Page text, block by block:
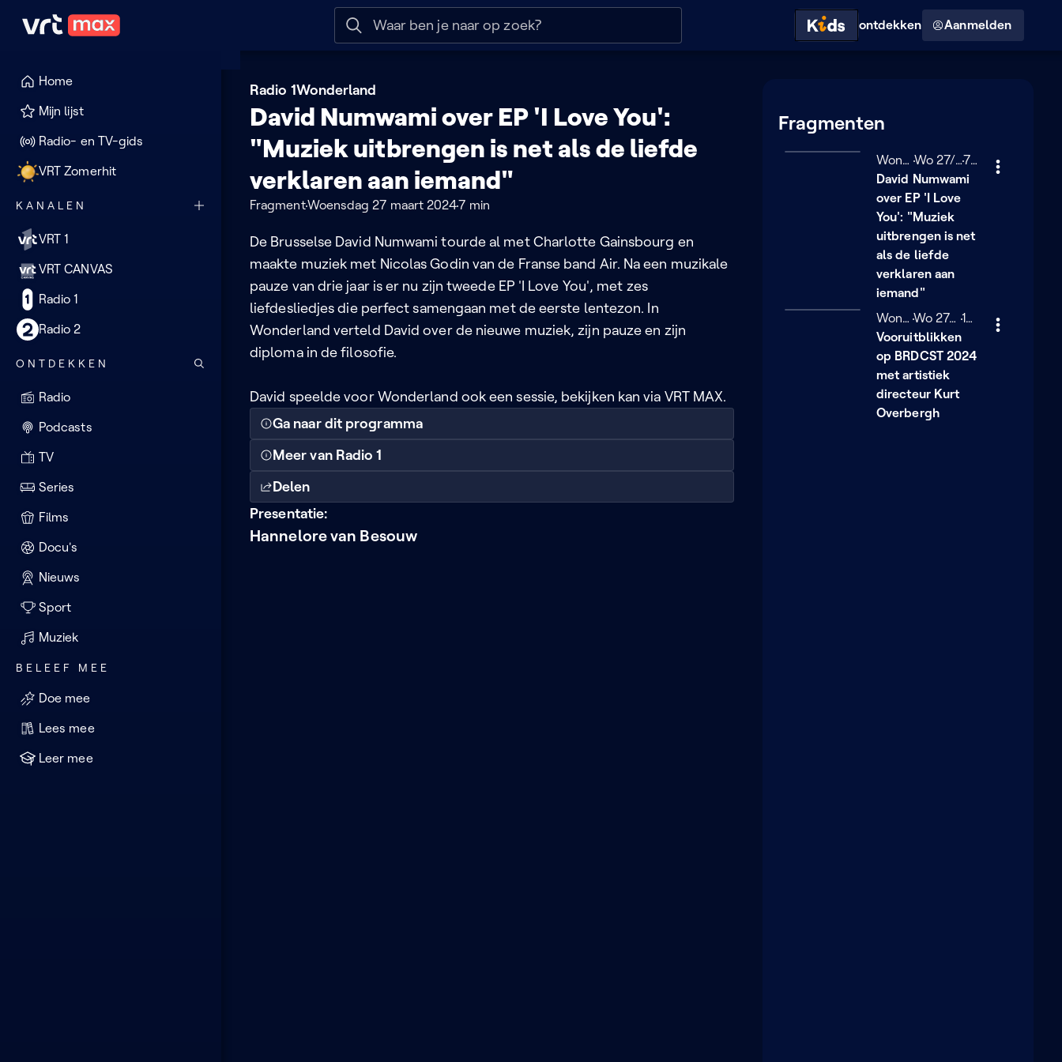
Naar hoofdinhoud Naar help Hoog contrast modus
ontdekken Aanmelden
Home
Mijn lijst
Radio- en TV-gids
VRT Zomerhit
KANALEN
VRT 1
VRT CANVAS
Radio 1
Radio 2
ONTDEKKEN
Radio
Podcasts
TV
Series
Films
Docu's
Nieuws
Sport
Muziek
BELEEF MEE
Doe mee
Lees mee
Leer mee
Radio 1Wonderland
David Numwami over EP 'I Love You':
"Muziek uitbrengen is net als de liefde
verklaren aan iemand"
FragmentWoensdag 27 maart 20247 min
De Brusselse David Numwami tourde al met Charlotte Gainsbourg en
maakte muziek met Nicolas Godin van de Franse band Air. Na een muzikale
pauze van drie jaar is er nu zijn tweede EP 'I Love You', met zes
liefdesliedjes die perfect samengaan met de eerste lentezon. In
Wonderland verteld David over de nieuwe muziek, zijn pauze en zijn
diploma in de filosofie.
David speelde voor Wonderland ook een sessie, bekijken kan via VRT MAX.
Ga naar dit programma
Meer van Radio 1
Delen
Presentatie:
Hannelore van Besouw
Fragmenten
Wonderland Woensdag 27 maart 2024
Wo 27/03/2024 7 minuten
7 min
David Numwami
over EP 'I Love
You': "Muziek
uitbrengen is net
als de liefde
verklaren aan
iemand"
Wonderland Woensdag 27 maart 2024
Wo 27/03/2024 12 minuten
12 min
Vooruitblikken
op BRDCST 2024
met artistiek
directeur Kurt
Overbergh